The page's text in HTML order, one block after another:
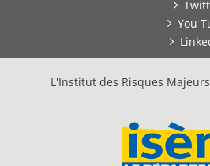
You
L'Institut des Risques